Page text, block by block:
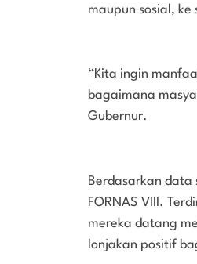
maupun sosial, ke
“Kita ingin
bagaimana
Gubernur.
Berdasarkan
FORNAS VIII.
mereka datang
lonjakan positif